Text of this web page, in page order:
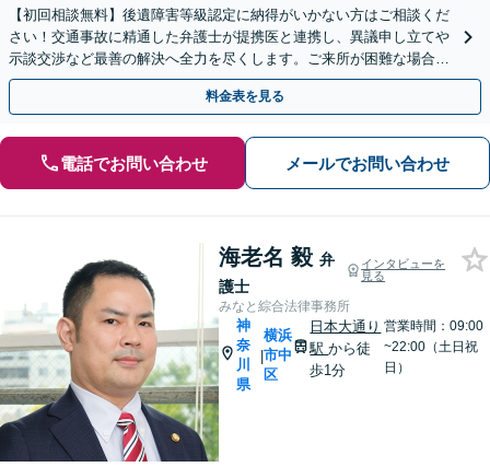
【初回相談無料】後遺障害等級認定に納得がいかない方はご相談くだ
さい！交通事故に精通した弁護士が提携医と連携し、異議申し立てや
示談交渉など最善の解決へ全力を尽くします。ご来所が困難な場合も
柔軟に対応します。【電話・WEB面談可】
料金表を見る
電話でお問い合わせ メールでお問い合わせ
海老名 毅 弁
護士
インタビューを
見る
みなと綜合法律事務所
神
奈
川
県
|
横浜
市中
区
日本大通り
駅から徒
歩1分
営業時間：09:00
~22:00（土日祝
日）